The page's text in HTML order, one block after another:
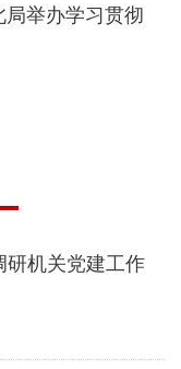
举办学习贯彻
研机关党建工作